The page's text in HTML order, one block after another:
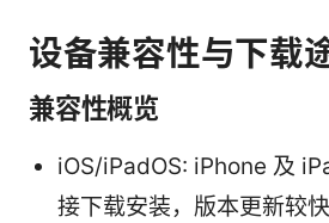
设备兼容性与下载
兼容性概览
iOS/iPadOS: iPhone 及
接下载安装，版本更新较快